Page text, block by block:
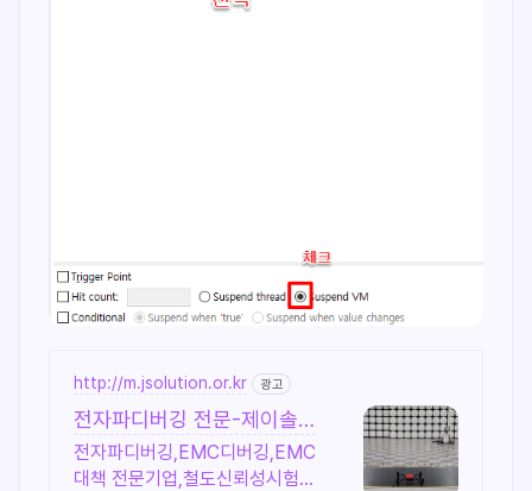
http://m.jsolution.or.kr 광고
전자파디버깅 전문-제이솔
루션
전자파디버깅,EMC디버깅,EMC
대책 전문기업,철도신뢰성시험,